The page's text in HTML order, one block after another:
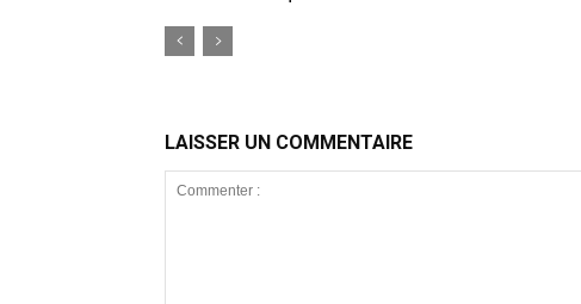
LAISSER UN COMMENTAIRE